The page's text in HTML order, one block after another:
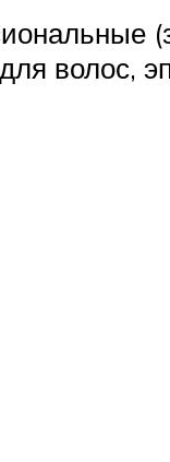
волос,